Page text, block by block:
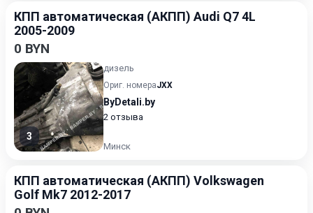
КПП автоматическая (АКПП) Audi Q7 4L
2005-2009
0 BYN
3
дизель
Ориг. номераJXX
ByDetali.by
2 отзыва
Минск
КПП автоматическая (АКПП) Volkswagen
Golf Mk7 2012-2017